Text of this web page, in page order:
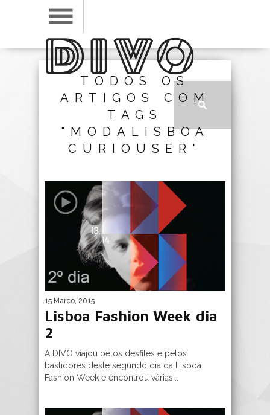
TODOS OS
ARTIGOS COM
TAGS
"MODALISBOA
CURIOUSER"
15 Março, 2015
Lisboa Fashion Week dia
2
A DIVO viajou pelos desfiles e pelos
bastidores deste segundo dia da Lisboa
Fashion Week e encontrou várias...